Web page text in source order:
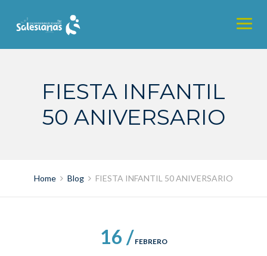
content
FIESTA INFANTIL
50 ANIVERSARIO
Home Blog FIESTA INFANTIL 50 ANIVERSARIO
16 / FEBRERO